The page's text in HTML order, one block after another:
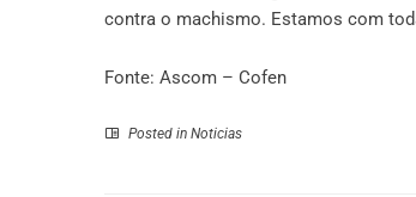
contra o machismo. Estamos com
Fonte: Ascom – Cofen
Posted in Noticias